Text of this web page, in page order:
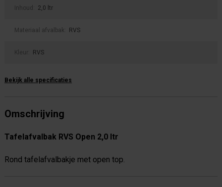
Inhoud: 2,0 ltr
Materiaal afvalbak: RVS
Kleur: RVS
Bekijk alle specificaties
Omschrijving
Tafelafvalbak RVS Open 2,0 ltr
Rond tafelafvalbakje met open top.